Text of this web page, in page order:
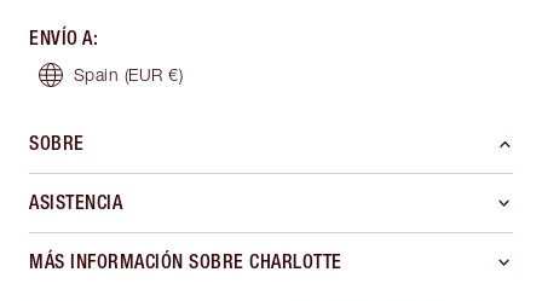
ENVÍO A:
Spain (EUR €)
SOBRE
ASISTENCIA
MÁS INFORMACIÓN SOBRE CHARLOTTE